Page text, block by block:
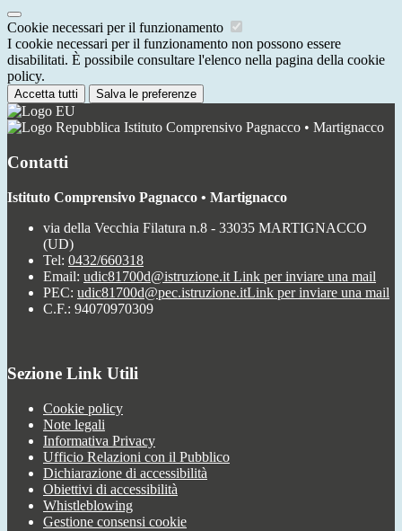
Cookie necessari per il funzionamento
I cookie necessari per il funzionamento non possono essere
disabilitati. È possibile consultare l'elenco nella pagina della cookie
policy.
Accetta tutti Salva le preferenze
Istituto Comprensivo Pagnacco • Martignacco
Contatti
Istituto Comprensivo Pagnacco • Martignacco
via della Vecchia Filatura n.8 - 33035 MARTIGNACCO
(UD)
Tel: 0432/660318
Email: udic81700d@istruzione.it Link per inviare una mail
PEC: udic81700d@pec.istruzione.itLink per inviare una mail
C.F.: 94070970309
Sezione Link Utili
Cookie policy
Note legali
Informativa Privacy
Ufficio Relazioni con il Pubblico
Dichiarazione di accessibilità
Obiettivi di accessibilità
Whistleblowing
Gestione consensi cookie